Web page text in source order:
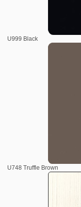
U999 Black
U748 Truffle Brown